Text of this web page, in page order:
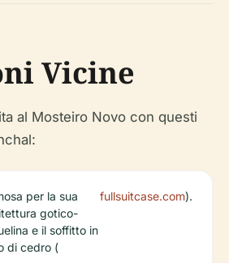
Vicine
al Mosteiro Novo con questi
per la sua
gotico-
e il soffitto in
di cedro (
fullsuitcase.com).